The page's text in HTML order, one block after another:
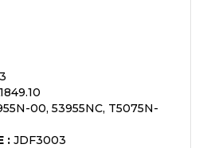
00, 53955NC, T5075N-
: JDF3003